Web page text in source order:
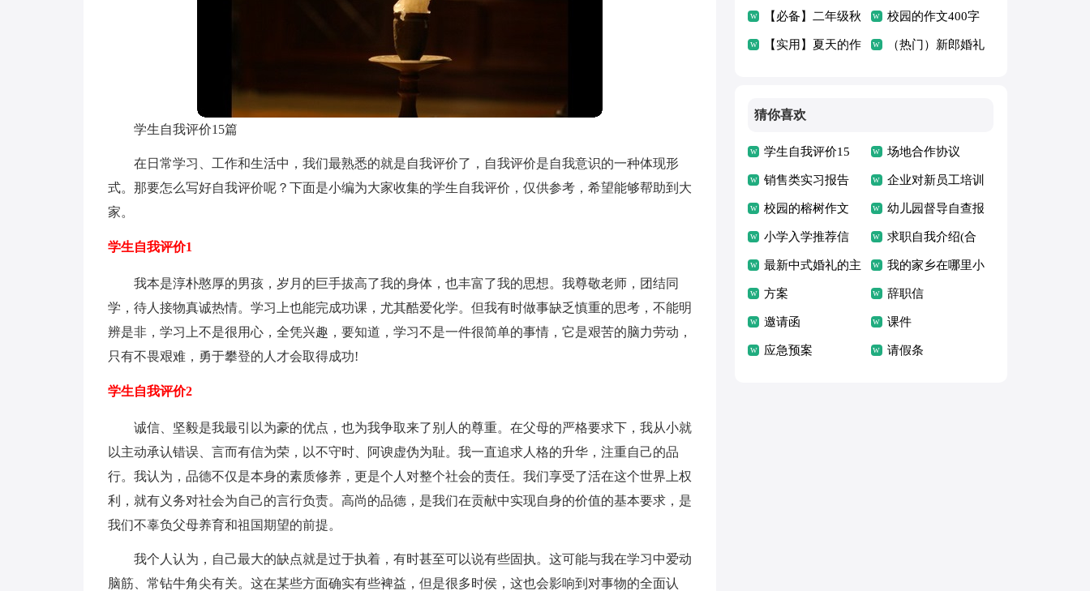
学生自我评价15篇
在日常学习、工作和生活中，我们最熟悉的就是自我评价了，自我评价是自我意识的一种体现形
式。那要怎么写好自我评价呢？下面是小编为大家收集的学生自我评价，仅供参考，希望能够帮助到大
家。
学生自我评价1
我本是淳朴憨厚的男孩，岁月的巨手拔高了我的身体，也丰富了我的思想。我尊敬老师，团结同
学，待人接物真诚热情。学习上也能完成功课，尤其酷爱化学。但我有时做事缺乏慎重的思考，不能明
辨是非，学习上不是很用心，全凭兴趣，要知道，学习不是一件很简单的事情，它是艰苦的脑力劳动，
只有不畏艰难，勇于攀登的人才会取得成功!
学生自我评价2
诚信、坚毅是我最引以为豪的优点，也为我争取来了别人的尊重。在父母的严格要求下，我从小就
以主动承认错误、言而有信为荣，以不守时、阿谀虚伪为耻。我一直追求人格的升华，注重自己的品
行。我认为，品德不仅是本身的素质修养，更是个人对整个社会的责任。我们享受了活在这个世界上权
利，就有义务对社会为自己的言行负责。高尚的品德，是我们在贡献中实现自身的价值的基本要求，是
我们不辜负父母养育和祖国期望的前提。
我个人认为，自己最大的缺点就是过于执着，有时甚至可以说有些固执。这可能与我在学习中爱动
脑筋、常钻牛角尖有关。这在某些方面确实有些裨益，但是很多时侯，这也会影响到对事物的全面认
天作文3篇 文四篇
【必备】二年级秋
天作文300字3篇
校园的作文400字
4篇
【实用】夏天的作 （热门）新郎婚礼
猜你喜欢
学生自我评价15
篇
场地合作协议
销售类实习报告
15篇
企业对新员工培训
心得体会
校园的榕树作文 幼儿园督导自查报
告
小学入学推荐信 求职自我介绍(合
集15篇)
最新中式婚礼的主
持词
我的家乡在哪里小
学教案
方案 辞职信
邀请函 课件
应急预案 请假条